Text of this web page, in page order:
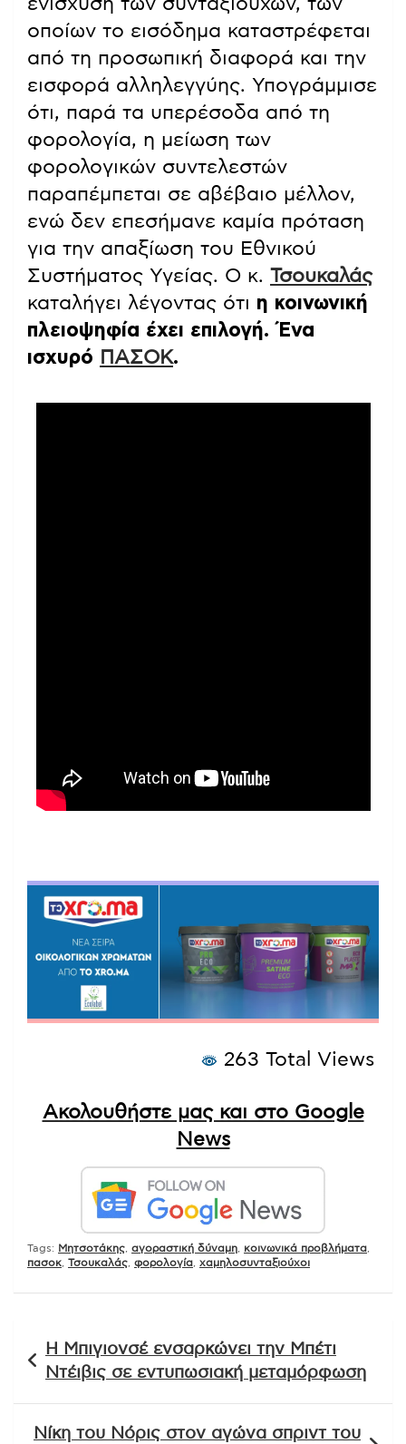
οποίων το εισόδημα καταστρέφεται
από τη προσωπική διαφορά και την
εισφορά αλληλεγγύης. Υπογράμμισε
ότι, παρά τα υπερέσοδα από τη
φορολογία, η μείωση των
φορολογικών συντελεστών
παραπέμπεται σε αβέβαιο μέλλον,
ενώ δεν επεσήμανε καμία πρόταση
για την απαξίωση του Εθνικού
Συστήματος Υγείας. Ο κ. Τσουκαλάς
καταλήγει λέγοντας ότι η κοινωνική
πλειοψηφία έχει επιλογή. Ένα
ισχυρό ΠΑΣΟΚ.
263 Total Views
Ακολουθήστε μας και στο Google
News
Tags: Mητσοτάκης αγοραστική δύναμη κοινωνικά προβλήματα
πασοκ Τσουκαλάς φορολογία χαμηλοσυνταξιούχοι
άρθρων
Η Μπιγιονσέ ενσαρκώνει την Μπέτι
Ντέιβις σε εντυπωσιακή μεταμόρφωση
Νίκη του Νόρις στον αγώνα σπριντ του